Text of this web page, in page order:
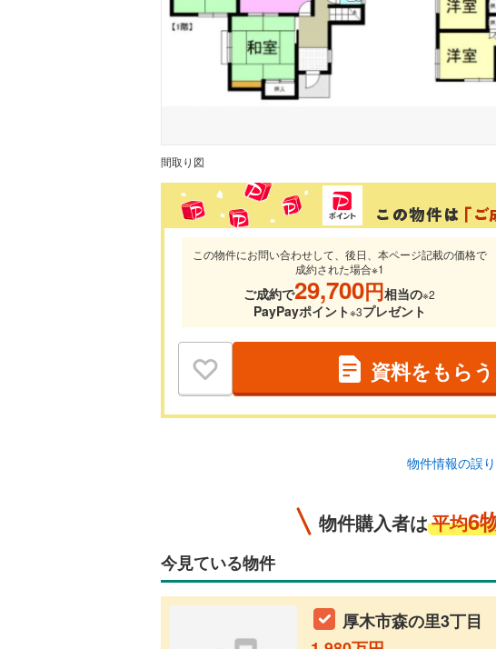
間取り図
この物件にお問い合わせして、後日、本ページ記載の価格で
成約された場合※1
ご成約で29,700円相当の※2
PayPayポイント※3プレゼント
資料をもらう
物件情報の誤
物件購入者は平均6
今見ている物件
厚木市森の里3丁目